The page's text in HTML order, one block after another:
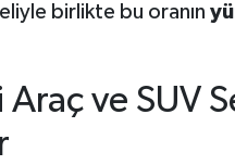
birlikte bu oranın
Araç ve SUV